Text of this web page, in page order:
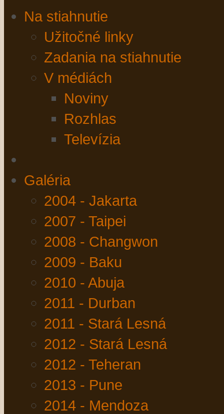
Na stiahnutie
Užitočné linky
Zadania na stiahnutie
V médiách
Noviny
Rozhlas
Televízia
Galéria
2004 - Jakarta
2007 - Taipei
2008 - Changwon
2009 - Baku
2010 - Abuja
2011 - Durban
2011 - Stará Lesná
2012 - Stará Lesná
2012 - Teheran
2013 - Pune
2014 - Mendoza